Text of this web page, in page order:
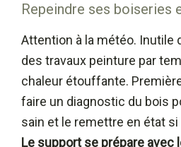
Repeindre ses boiseries
Attention à la météo. Inutile
des travaux peinture par
chaleur étouffante.
faire un diagnostic du bois
sain et le remettre en état si
Le support se prépare avec